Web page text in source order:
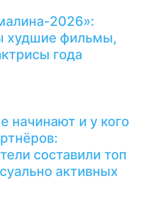
2026»:
худшие фильмы,
года
начинают и у кого
составили топ
активных